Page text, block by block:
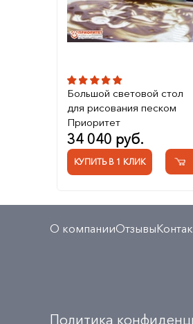
Большой световой стол
для рисования песком
Приоритет
34 040 руб.
КУПИТЬ В 1 КЛИК
О компанииОтзывы
Политика